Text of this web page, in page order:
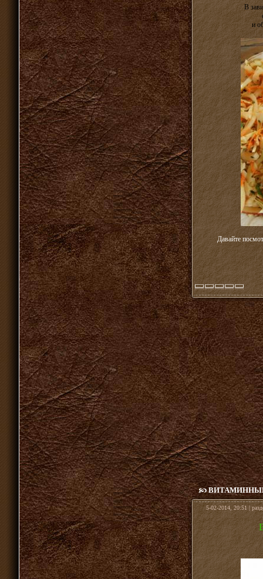
В
и
Давайте
5-02-2014, 20:51 |